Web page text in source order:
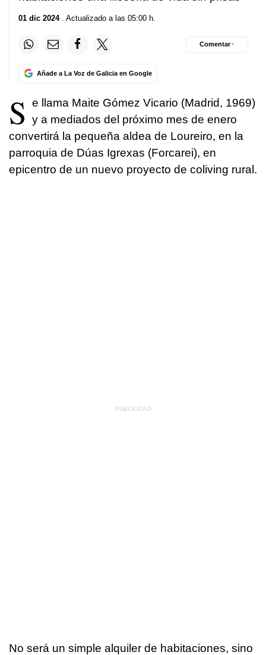
01 dic 2024. Actualizado a las 05:00 h.
Añade a La Voz de Galicia en Google
Comentar ·
S
e llama Maite Gómez Vicario (Madrid, 1969)
y a mediados del próximo mes de enero
convertirá la pequeña aldea de Loureiro, en la
parroquia de Dúas Igrexas (Forcarei), en
epicentro de un nuevo proyecto de coliving rural.
No será un simple alquiler de habitaciones, sino